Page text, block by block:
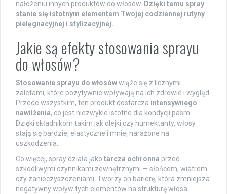
nałożeniu innych produktów do włosów. Dzięki temu spray
stanie się istotnym elementem Twojej codziennej rutyny
pielęgnacyjnej i stylizacyjnej.
Jakie są efekty stosowania sprayu
do włosów?
Stosowanie sprayu do włosówwiąże się z licznymi
zaletami, które pozytywnie wpływają na ich zdrowie i wygląd.
Przede wszystkim, ten produkt dostarcza intensywnego
nawilżenia, co jest niezwykle istotne dla kondycji pasm.
Dzięki składnikom takim jak olejki czy humektanty, włosy
stają się bardziej elastyczne i mniej narażone na
uszkodzenia.
Co więcej, spray działa jako tarcza ochronna przed
szkodliwymi czynnikami zewnętrznymi — słońcem, wiatrem
czy zanieczyszczeniami. Tworzy on barierę, która zmniejsza
negatywny wpływ tych elementów na strukturę włosa.